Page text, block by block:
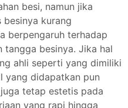
besi, namun jika
besinya kurang
berpengaruh terhadap
tangga besinya. Jika hal
ahli seperti yang dimiliki
yang didapatkan pun
tetap estetis pada
yang rapi hingga